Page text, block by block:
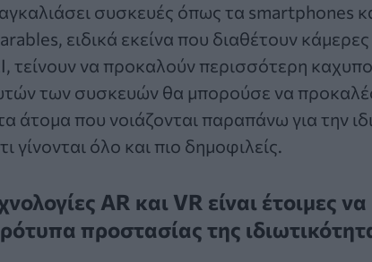
συσκευές όπως τα smartphones
ειδικά εκείνα που διαθέτουν
τείνουν να προκαλούν περισσότερη
των συσκευών θα μπορούσε να
άτομα που νοιάζονται παραπάνω για την
γίνονται όλο και πιο δημοφιλείς.
AR και VR είναι έτοιμες να
προστασίας της